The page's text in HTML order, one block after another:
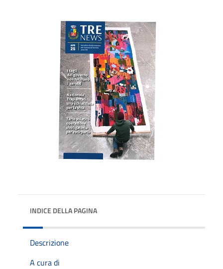
INDICE DELLA PAGINA
Descrizione
A cura di